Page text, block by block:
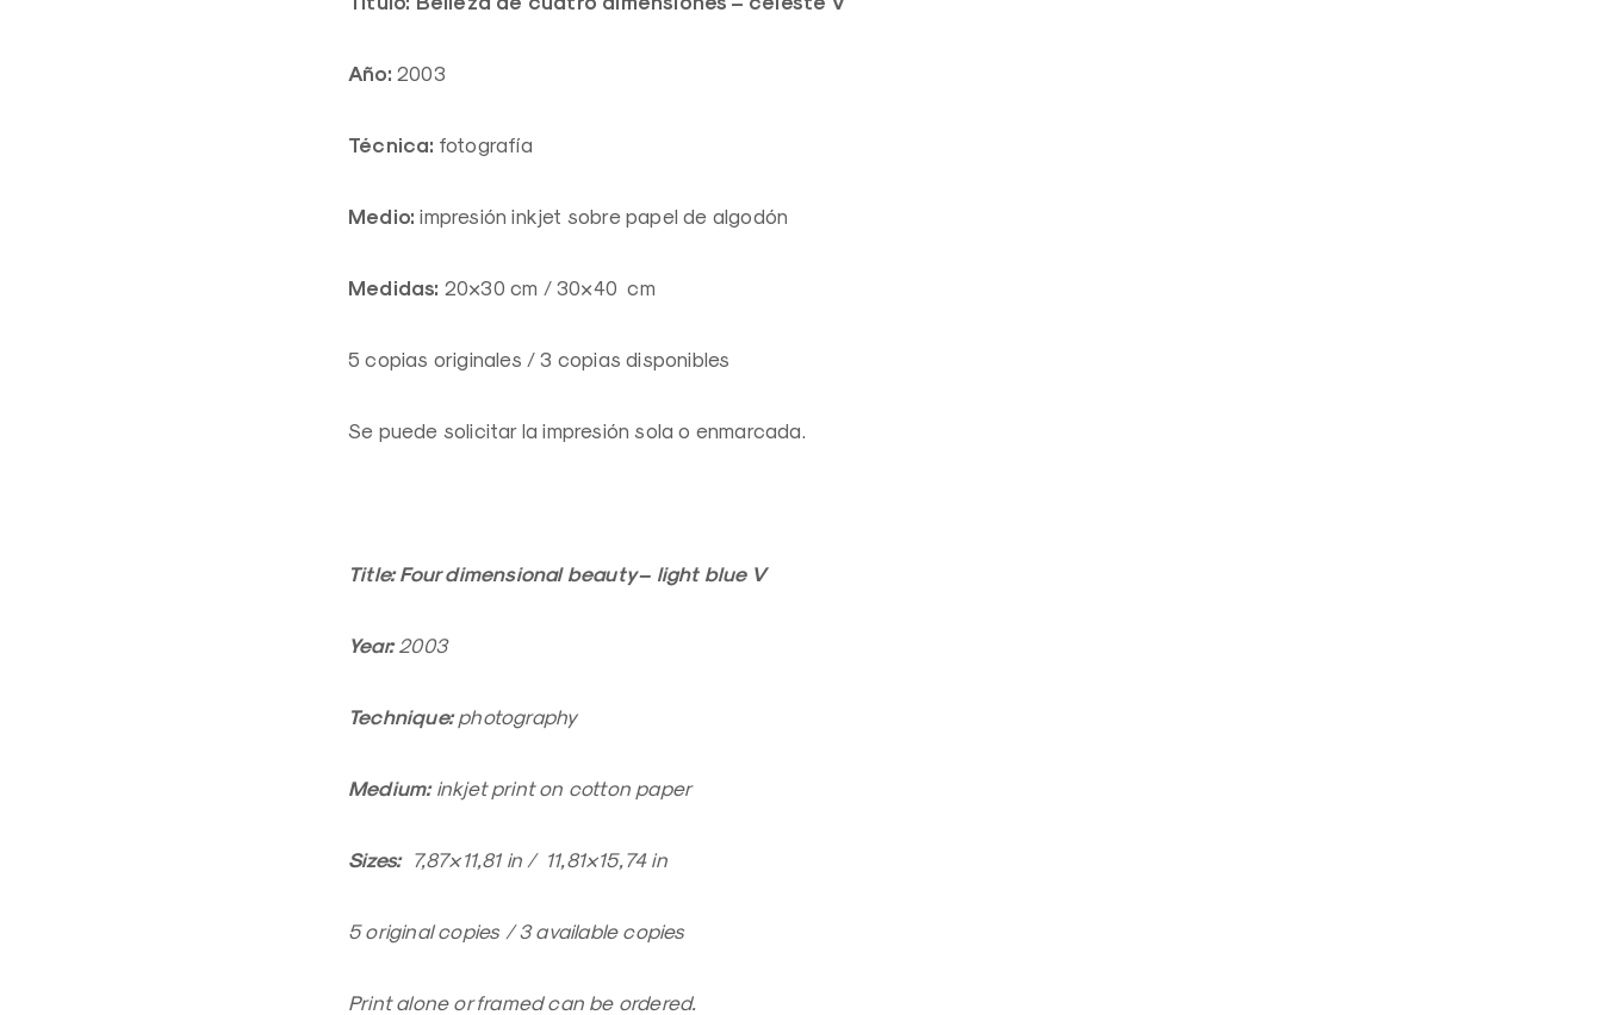
Año: 2003
Técnica: fotografía
Medio: impresión inkjet sobre papel de algodón
Medidas: 20×30 cm / 30×40 cm
5 copias originales / 3 copias disponibles
Se puede solicitar la impresión sola o enmarcada.
Title: Four dimensional beauty – light blue V
Year:2003
Technique:photography
Medium:inkjet print on cotton paper
Sizes:7,87×11,81 in / 11,81×15,74 in
5 original copies / 3 available copies
Print alone or framed can be ordered.